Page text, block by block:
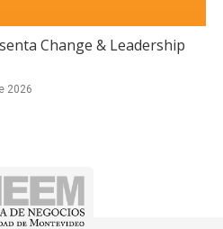
Change & Leadership
2026